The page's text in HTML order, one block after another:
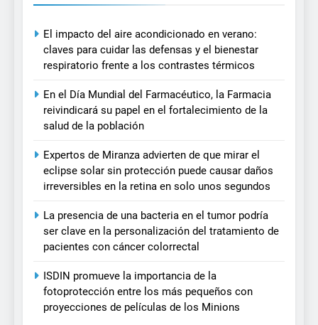
El impacto del aire acondicionado en verano:
claves para cuidar las defensas y el bienestar
respiratorio frente a los contrastes térmicos
En el Día Mundial del Farmacéutico, la Farmacia
reivindicará su papel en el fortalecimiento de la
salud de la población
Expertos de Miranza advierten de que mirar el
eclipse solar sin protección puede causar daños
irreversibles en la retina en solo unos segundos
La presencia de una bacteria en el tumor podría
ser clave en la personalización del tratamiento de
pacientes con cáncer colorrectal
ISDIN promueve la importancia de la
fotoprotección entre los más pequeños con
proyecciones de películas de los Minions